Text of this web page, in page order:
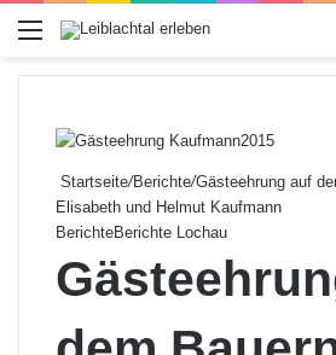
Menü
Startseite/Berichte/Gästeehrung auf
Elisabeth und Helmut Kaufmann
BerichteBerichte Lochau